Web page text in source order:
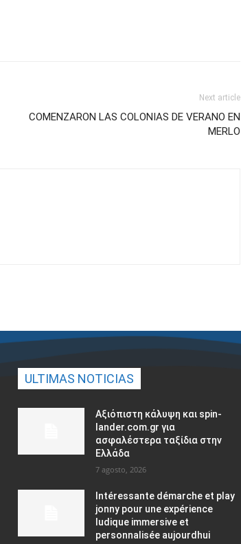
Next article
COMENZARON LAS COLONIAS DE VERANO EN
MERLO
ULTIMAS NOTICIAS
Αξιόπιστη κάλυψη και spin-
lander.com.gr για
ασφαλέστερα ταξίδια στην
Ελλάδα
7 agosto, 2026
Intéressante démarche et play
jonny pour une expérience
ludique immersive et
personnalisée aujourdhui